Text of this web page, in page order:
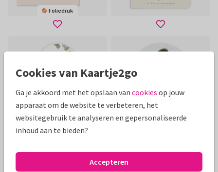
Foliedruk
Cookies van Kaartje2go
Ga je akkoord met het opslaan van cookies op jouw
apparaat om de website te verbeteren, het
websitegebruik te analyseren en gepersonaliseerde
inhoud aan te bieden?
Accepteren